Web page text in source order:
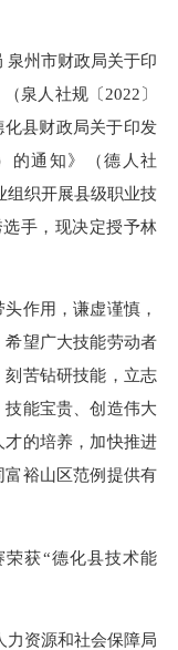
州市财政局关于印
泉人社规〔2022〕
县财政局关于印发
的通知》（德人社
组织开展县级职业技
手，现决定授予林
作用，谦虚谨慎，
望广大技能劳动者
刻苦钻研技能，立志
能宝贵、创造伟大
的培养，加快推进
裕山区范例提供有
获“德化县技术能
资源和社会保障局